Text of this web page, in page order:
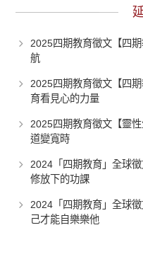
2025四期教育徵文【四
航
2025四期教育徵文【四
育看見心的力量
2025四期教育徵文【靈
道變寬時
2024「四期教育」全球
修放下的功課
2024「四期教育」全球
己才能自樂樂他